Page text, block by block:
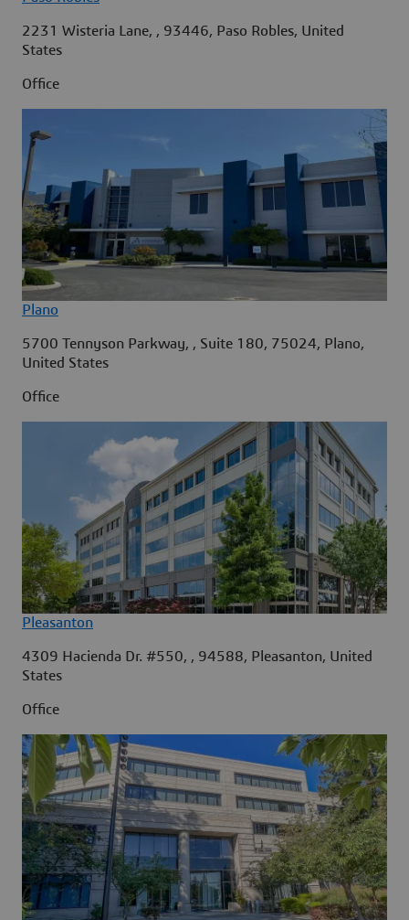
2231 Wisteria Lane, , 93446, Paso Robles, United
States
Office
Plano
5700 Tennyson Parkway, , Suite 180, 75024, Plano,
United States
Office
Pleasanton
4309 Hacienda Dr. #550, , 94588, Pleasanton, United
States
Office